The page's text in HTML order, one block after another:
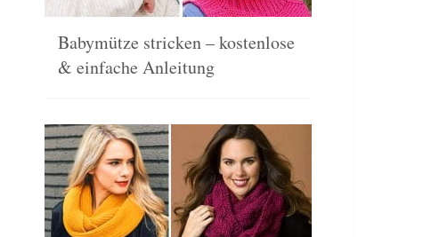
Babymütze stricken – kostenlose
& einfache Anleitung